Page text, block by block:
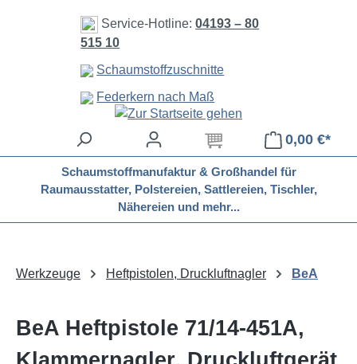
Zum Hauptinhalt springen
Service-Hotline:04193 – 80
515 10
Schaumstoffzuschnitte
Federkern nach Maß
0,00 €*
Schaumstoffmanufaktur & Großhandel für
Raumausstatter, Polstereien, Sattlereien, Tischler,
Nähereien und mehr...
Werkzeuge Heftpistolen, Druckluftnagler BeA
BeA Heftpistole 71/14-451A,